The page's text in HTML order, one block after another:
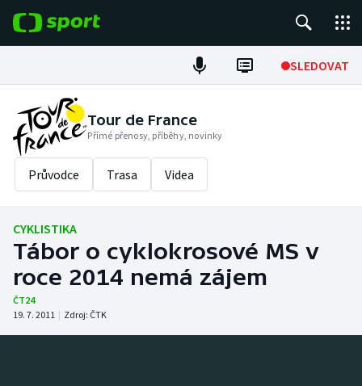
SLEDOVAT
Fotbal
Hokej
Tenis
Cyklistika
DALŠÍ SPORTY
Americký fotbal
NEPŘEHLÉDNĚTE
Tour de France
Přímé přenosy, příběhy, novinky
Průvodce Trasa Videa
CYKLISTIKA
Tábor o cyklokrosové MS v
roce 2014 nemá zájem
ČT24
19. 7. 2011 | Zdroj: ČTK